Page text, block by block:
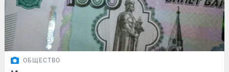
ОБЩЕСТВО